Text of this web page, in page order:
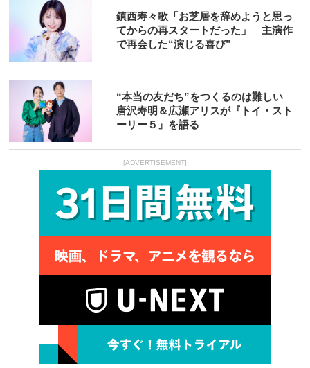
鎮西寿々歌「お芝居を辞めようと思っ
てからの再スタートだった」 主演作
で再会した“演じる喜び”
“本当の友だち”をつくるのは難しい
唐沢寿明＆広瀬アリスが『トイ・スト
ーリー５』を語る
[ADVERTISEMENT]